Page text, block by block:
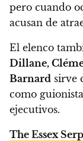
pero cuando
acusan de
El elenco
Dillane,
Barnard sirve
como
ejecutivos.
The Essex